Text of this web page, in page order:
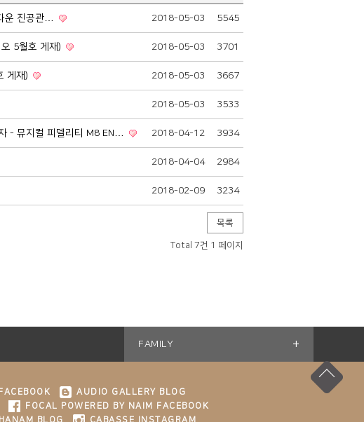
운 진공관… 2018-05-03 5545
5월호 게재) 2018-05-03 3701
게재) 2018-05-03 3667
2018-05-03 3533
- 뮤지컬 피델리티 M8 EN… 2018-04-12 3934
2018-04-04 2984
2018-02-09 3234
목록
Total 7건 1 페이지
FAMILY +
AUDIO GALLERY BLOG
FOCAL POWERED BY NAIM FACEBOOK
BLOG CABASSE INSTAGRAM